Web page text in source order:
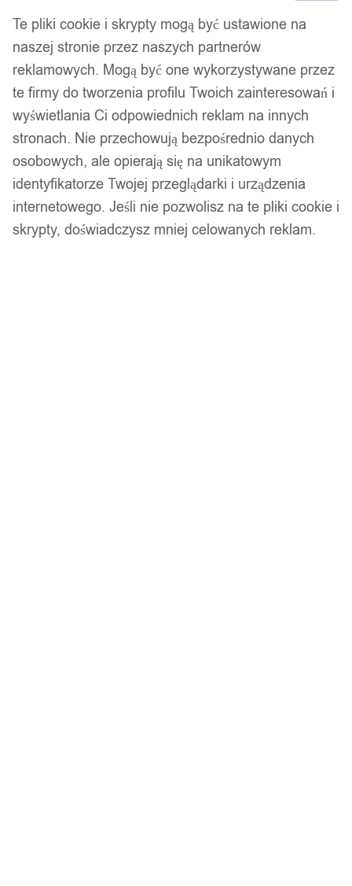
Te pliki cookie i skrypty mogą być ustawione na
naszej stronie przez naszych partnerów
reklamowych. Mogą być one wykorzystywane przez
te firmy do tworzenia profilu Twoich zainteresowań i
wyświetlania Ci odpowiednich reklam na innych
stronach. Nie przechowują bezpośrednio danych
osobowych, ale opierają się na unikatowym
identyfikatorze Twojej przeglądarki i urządzenia
internetowego. Jeśli nie pozwolisz na te pliki cookie i
skrypty, doświadczysz mniej celowanych reklam.